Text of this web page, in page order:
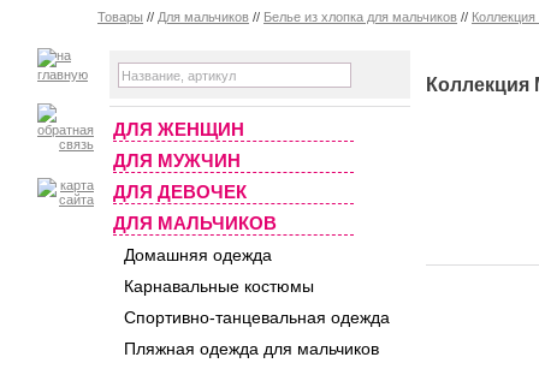
Товары // Для мальчиков // Белье из хлопка для мальчиков //
ДЛЯ ЖЕНЩИН
ДЛЯ МУЖЧИН
ДЛЯ ДЕВОЧЕК
ДЛЯ МАЛЬЧИКОВ
Домашняя одежда
Карнавальные костюмы
Спортивно-танцевальная одежда
Пляжная одежда для мальчиков
Коллекция